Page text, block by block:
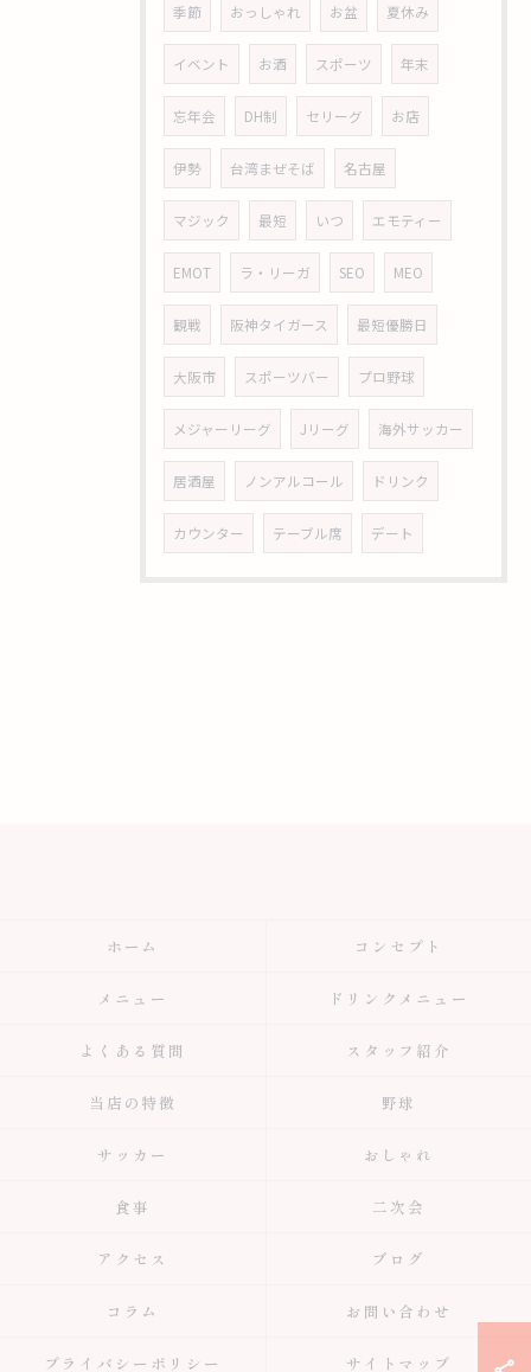
季節 おっしゃれ お盆 夏休み
イベント お酒 スポーツ 年末
忘年会 DH制 セリーグ お店
伊勢 台湾まぜそば 名古屋
マジック 最短 いつ エモティー
EMOT ラ・リーガ SEO MEO
観戦 阪神タイガース 最短優勝日
大阪市 スポーツバー プロ野球
メジャーリーグ Jリーグ 海外サッカー
居酒屋 ノンアルコール ドリンク
カウンター テーブル席 デート
ホーム コンセプト
メニュー ドリンクメニュー
よくある質問 スタッフ紹介
当店の特徴 野球
サッカー おしゃれ
食事 二次会
アクセス ブログ
コラム お問い合わせ
プライバシーポリシー サイトマップ